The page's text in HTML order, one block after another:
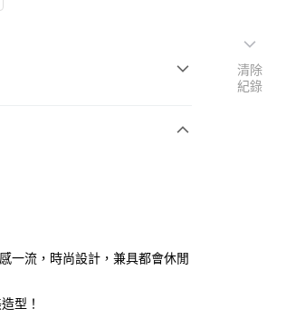
一流，時尚設計，兼具都會休閒
型！
清除
紀錄